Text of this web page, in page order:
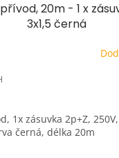
20m - 1 x
3x1,5 černá
1x zásuvka 2p+Z,
černá, délka 20m